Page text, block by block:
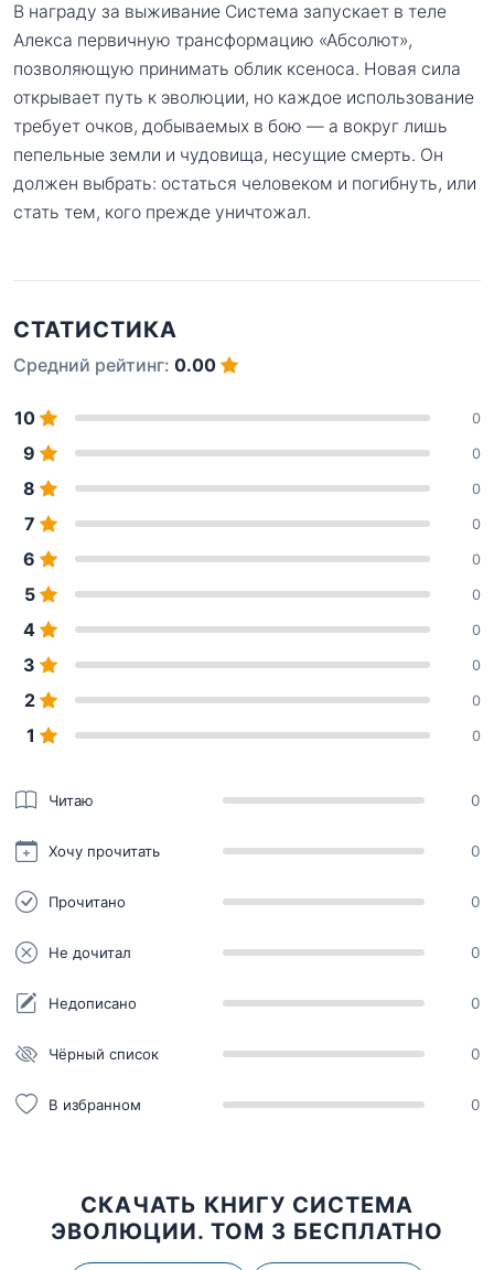
В награду за выживание Система запускает в теле
Алекса первичную трансформацию «Абсолют»,
позволяющую принимать облик ксеноса. Новая сила
открывает путь к эволюции, но каждое использование
требует очков, добываемых в бою — а вокруг лишь
пепельные земли и чудовища, несущие смерть. Он
должен выбрать: остаться человеком и погибнуть, или
стать тем, кого прежде уничтожал.
СТАТИСТИКА
Средний рейтинг: 0.00
10 0
9 0
8 0
7 0
6 0
5 0
4 0
3 0
2 0
1 0
Читаю 0
Хочу прочитать 0
Прочитано 0
Не дочитал 0
Недописано 0
Чёрный список 0
В избранном 0
СКАЧАТЬ КНИГУ СИСТЕМА
ЭВОЛЮЦИИ. ТОМ 3 БЕСПЛАТНО